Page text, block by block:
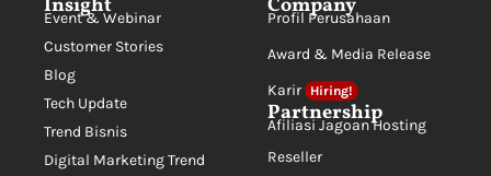
Insight
Event & Webinar
Customer Stories
Blog
Tech Update
Trend Bisnis
Digital Marketing Trend
Company
Profil Perusahaan
Award & Media Release
Karir
Hiring!
Partnership
Afiliasi Jagoan Hosting
Reseller